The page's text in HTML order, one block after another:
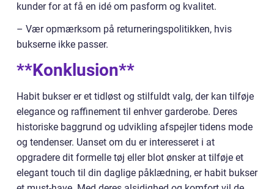
kunder for at få en idé om pasform og kvalitet.
– Vær opmærksom på returneringspolitikken, hvis
bukserne ikke passer.
**Konklusion**
Habit bukser er et tidløst og stilfuldt valg, der kan tilføje
elegance og raffinement til enhver garderobe. Deres
historiske baggrund og udvikling afspejler tidens mode
og tendenser. Uanset om du er interesseret i at
opgradere dit formelle tøj eller blot ønsker at tilføje et
elegant touch til din daglige påklædning, er habit bukser